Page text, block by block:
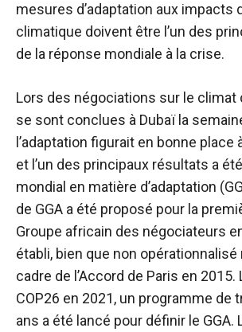
mesures d’adaptation aux impacts
climatique doivent être l’un des
de la réponse mondiale à la crise.
Lors des négociations sur le climat
se sont conclues à Dubaï la
l’adaptation figurait en bonne place
et l’un des principaux résultats a
mondial en matière d’adaptation (
de GGA a été proposé pour la
Groupe africain des négociateurs
établi, bien que non opérationnalisé
cadre de l’Accord de Paris en 2015.
COP26 en 2021, un programme de
ans a été lancé pour définir le GGA.